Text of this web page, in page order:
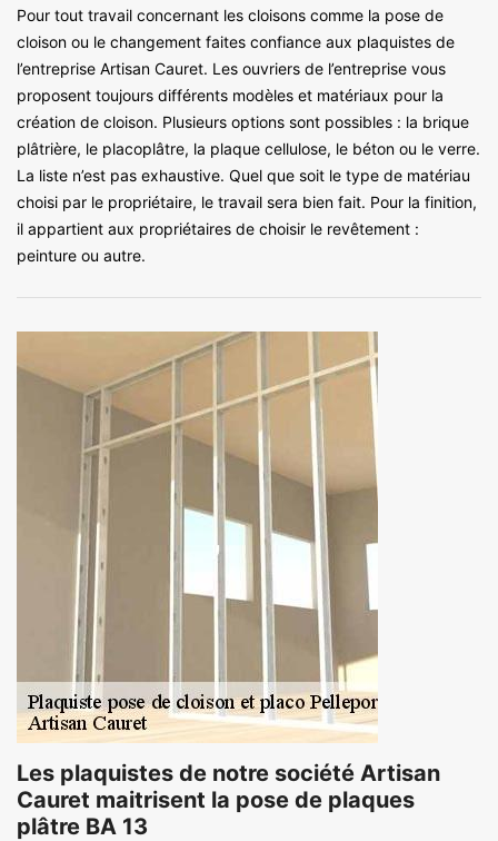
Pour tout travail concernant les cloisons comme la pose de
cloison ou le changement faites confiance aux plaquistes de
l’entreprise Artisan Cauret. Les ouvriers de l’entreprise vous
proposent toujours différents modèles et matériaux pour la
création de cloison. Plusieurs options sont possibles : la brique
plâtrière, le placoplâtre, la plaque cellulose, le béton ou le verre.
La liste n’est pas exhaustive. Quel que soit le type de matériau
choisi par le propriétaire, le travail sera bien fait. Pour la finition,
il appartient aux propriétaires de choisir le revêtement :
peinture ou autre.
Les plaquistes de notre société Artisan
Cauret maitrisent la pose de plaques
plâtre BA 13